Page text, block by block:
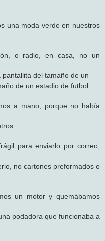
una moda verde en nuestros
o radio, en casa, no un
del tamaño de un
de un estadio de futbol.
a mano, porque no había
para enviarlo por correo,
no cartones preformados o
un motor y quemábamos
podadora que funcionaba a